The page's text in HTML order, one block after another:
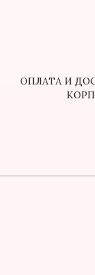
ОПЛАТА И